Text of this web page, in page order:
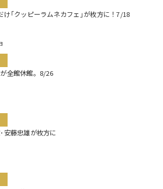
け｢クッピーラムネカフェ｣が枚方に！7/18
全館休館。8/26
安藤忠雄が枚方に